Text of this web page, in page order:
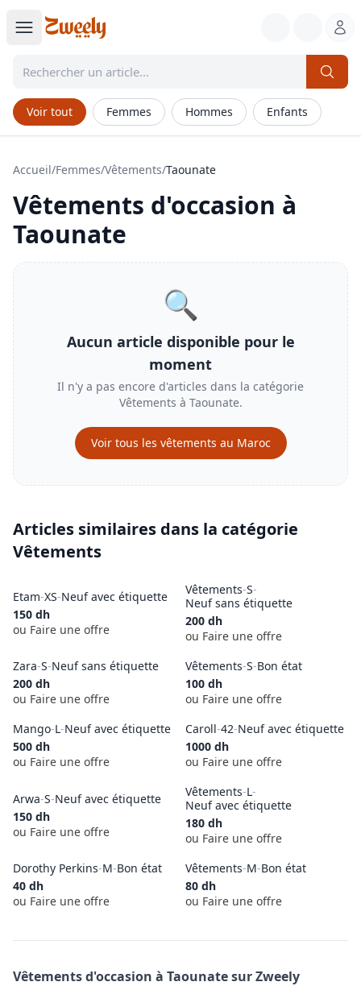
Voir tout Femmes Hommes Enfants
Accueil/Femmes/Vêtements/Taounate
Vêtements d'occasion à
Taounate
🔍
Aucun article disponible pour le
moment
Il n'y a pas encore d'articles dans la catégorie
Vêtements à Taounate.
Voir tous les vêtements au Maroc
Articles similaires dans la catégorie
Vêtements
Etam-XS-Neuf avec étiquette
150 dh
ou Faire une offre
Vêtements-S-
Neuf sans étiquette
200 dh
ou Faire une offre
Zara-S-Neuf sans étiquette
200 dh
ou Faire une offre
Vêtements-S-Bon état
100 dh
ou Faire une offre
Mango-L-Neuf avec étiquette
500 dh
ou Faire une offre
Caroll-42-Neuf avec étiquette
1000 dh
ou Faire une offre
Arwa-S-Neuf avec étiquette
150 dh
ou Faire une offre
Vêtements-L-
Neuf avec étiquette
180 dh
ou Faire une offre
Dorothy Perkins-M-Bon état
40 dh
ou Faire une offre
Vêtements-M-Bon état
80 dh
ou Faire une offre
Vêtementsd'occasion à Taounatesur Zweely